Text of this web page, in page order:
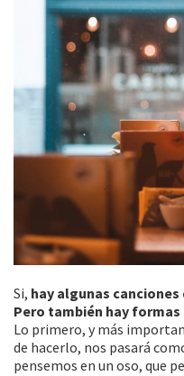
Si, hay algunas canciones
Pero también hay formas
Lo primero, y más
de hacerlo, nos pasará
pensemos en un oso, que